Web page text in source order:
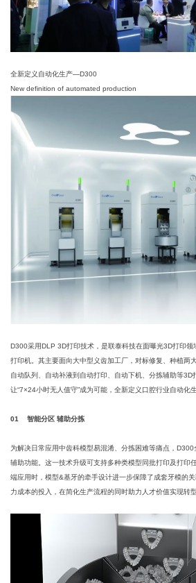
全新定义自动化生产—D300
New definition of automated production
D300采用DLP 3D打印技术，是联泰科技在面曝光3D打印
打印机。其主要面向大中型义齿加工厂，对标修复、种植两
自动队列、自动补液到自动打印、自动下机、分拣辅助等3D
让“7×24小时无人值守”成为可能，全新定义口腔行业自动化生
01 智能分区 辅助分拣
为解决日常应用中齿科模型易混淆、分拣困难等痛点，
辅助功能。这一技术升级可支持多种类模型同批打印及打印
端应用时，模型&基牙的牵手设计进一步保障了成套牙模的
力成本的投入，在简化生产流程的同时助力人才价值实现转型